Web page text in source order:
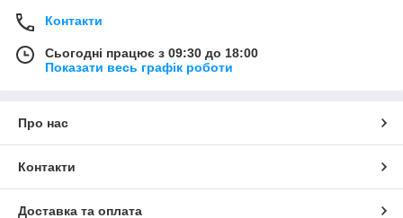
Контакти
Сьогодні працює з 09:30 до 18:00
Показати весь графік роботи
Про нас
Контакти
Доставка та оплата